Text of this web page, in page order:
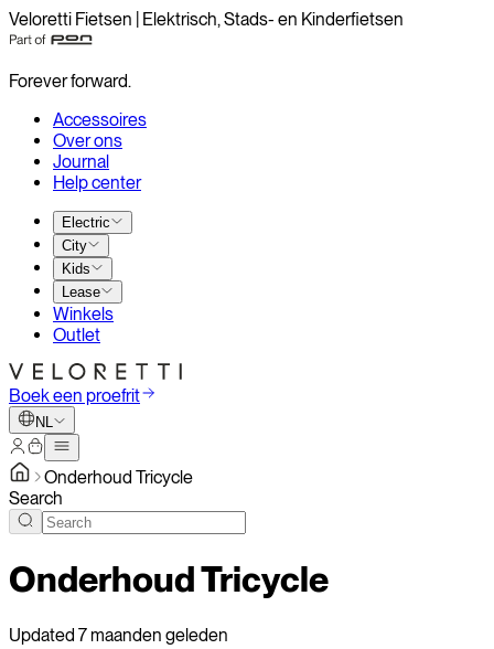
Veloretti Fietsen | Elektrisch, Stads- en Kinderfietsen
Forever forward.
Accessoires
Over ons
Journal
Help center
Electric
City
Kids
Lease
Winkels
Outlet
Boek een proefrit
NL
Onderhoud Tricycle
Search
Onderhoud Tricycle
Updated 7 maanden geleden